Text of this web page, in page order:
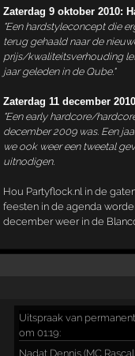
Zaterdag 9 oktober 2010:
"Een hardstyleconcept die
terug gehaald naar de
prijs/kwaliteitsverhouding
jaar geleden in de Qube."
Zaterdag 11 december
"Een early hardcore/
december 2009 was. Een
we ook weer een tweetal
uitnodigen.
Hou Partyflock.nl in de
feesten in de agenda
december weer in de
Uitspraak van
om 01:19:
Nadat Dennis (MC